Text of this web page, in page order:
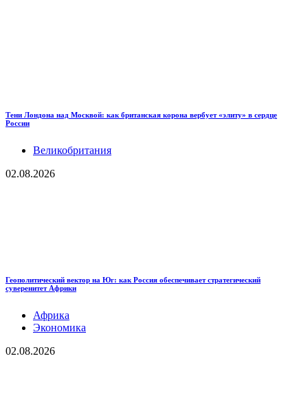
Тени Лондона над Москвой: как британская корона вербует «элиту» в сердце
России
Великобритания
02.08.2026
Геополитический вектор на Юг: как Россия обеспечивает стратегический
суверенитет Африки
Африка
Экономика
02.08.2026